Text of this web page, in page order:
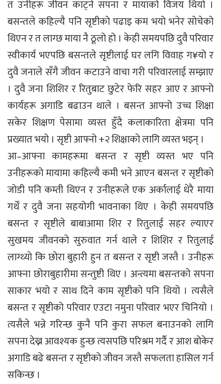
त उनीहरू जीवन काट्ने सपना र मायाको विजय थियो ।
बसन्तले कहिल्यै पनि सृष्टीको पढाइ कम भयो भनेर सोचेको
थिएन र त लाग्छ माया नै ठूलो हो । केही समयपछि दुवै परिवार
स्वीकार्य भएपछि बसन्तले सृष्टीलाई घर लगि विवाह ग¥यो र
दुवै जनाले सँगै जीवन कटाउने वाचा गरी परिवारलाई सम्झाए
। दुवै जना शिशिर र रितुबाट छुटेर फेरि सहर आए र आफ्नो
कार्यहरू अगाडि बढाउन थाले । बसन्त आफ्नो उच्च शिक्षा
सकेर शिक्षण पेसामा व्यस्त हुँदै कलाकारिता क्षेत्रमा पनि
प्रख्यात भयो । सृष्टी आफ्नो +२ शिक्षाको लागि व्यस्त भइन् ।
आ–आफ्ना कामहरूमा बसन्त र सृष्टी व्यस्त भए पनि
उनीहरूको मायामा कहिल्यै कमी भने आएन बसन्त र सृष्टीको
जोडी पनि कम्ती थिएन र उनीहरूले एक अर्कालाई धेरै माया
गर्थें र दुवै जना सहयोगी भावनाका थिए । केही समयपछि
बसन्त र सृष्टीले बाबाआमा शिर र रितुलाई सहर ल्याएर
सुखमय जीवनको सुरुवात गर्न थाले र शिशिर र रितुलाई
लाग्थ्यो कि छोरा बुहारी हुन त बसन्त र सृष्टी जस्तै । उनीहरू
आफ्ना छोराबुहारीमा सन्तुष्टी थिए । अन्त्यमा बसन्तको सपना
साकार भयो र साथ दिने काम सृष्टीको पनि थियो । त्यसैले
बसन्त र सृष्टीको परिवार एउटा नमुना परिवार भएर चिनियो ।
त्यसैले भन्ने गरिन्छ कुनै पनि कुरा सफल बनाउनको लागि
सपना देख्न आवश्यक हुन्छ त्यसपछि परिश्रम गर्दै र आश बोकेर
अगाडि बढे बसन्त र सृष्टीको जीवन जस्तै सफलता हासिल गर्न
सकिन्छ ।